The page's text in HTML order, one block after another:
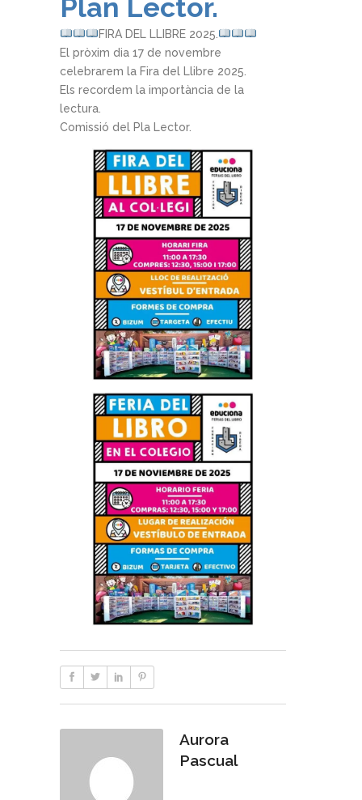
Plan Lector.
FIRA DEL LLIBRE 2025.
El pròxim dia 17 de novembre
celebrarem la Fira del Llibre 2025.
Els recordem la importància de la
lectura.
Comissió del Pla Lector.
Aurora
Pascual